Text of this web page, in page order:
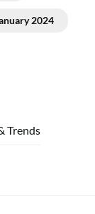
2024
Trends